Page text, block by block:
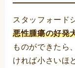
スタッフォード
悪性腫瘍の好発
ものができたら
ければ小さいほ